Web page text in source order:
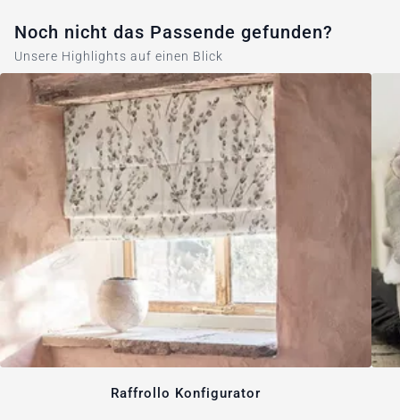
Noch nicht das Passende gefunden?
Unsere Highlights auf einen Blick
Raffrollo Konfigurator